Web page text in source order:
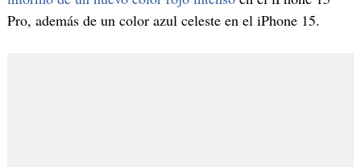
Pro, además de un color azul celeste en el iPhone 15.